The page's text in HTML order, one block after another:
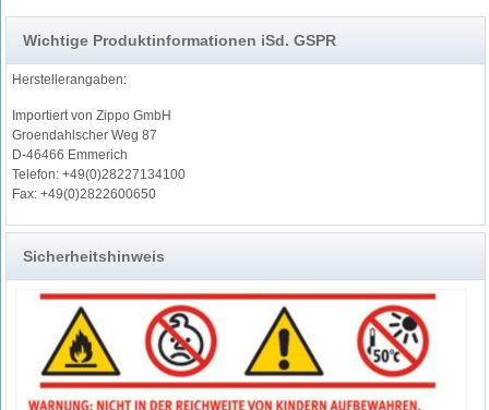
Wichtige Produktinformationen iSd. GSPR
Herstellerangaben:
Importiert von Zippo GmbH
Groendahlscher Weg 87
D-46466 Emmerich
Telefon: +49(0)28227134100
Fax: +49(0)2822600650
Sicherheitshinweis